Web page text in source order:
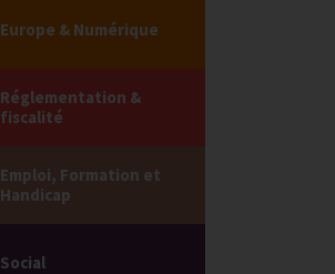
Europe & Numérique
Réglementation &
fiscalité
Emploi, Formation et
Handicap
Social